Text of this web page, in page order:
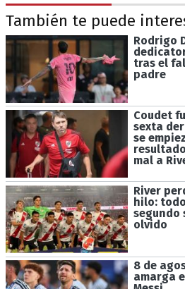
También te puede
Rodrigo
tras el
padre
Coudet
sexta
se
mal a
River
hilo:
segundo
olvido
8 de
amarga